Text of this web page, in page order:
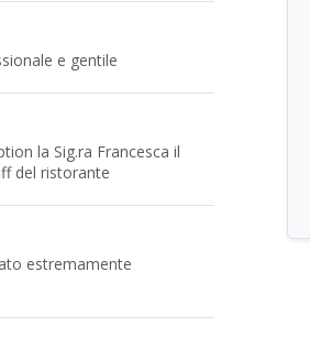
e gentile
la Sig.ra Francesca il
del ristorante
estremamente